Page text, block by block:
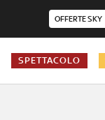
OFFERTE SKY
SPETTACOLO